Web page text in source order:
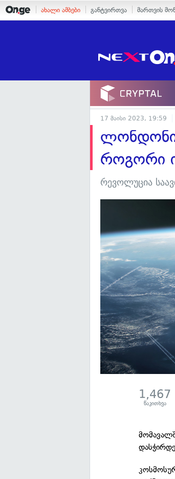
ახალი ამბები განტვირთვა მართვის
17 მაისი 2023, 19:59
როგორი
რევოლუცია
1,467
წაკითხვა